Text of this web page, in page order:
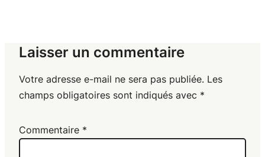
Laisser un commentaire
Votre adresse e-mail ne sera pas publiée. Les
champs obligatoires sont indiqués avec *
Commentaire *